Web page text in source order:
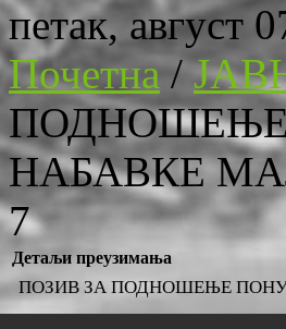
петак, август
Почетна/
ПОДНОШЕЊЕ
НАБАВКЕ
7
Детаљи преузимања
ПОЗИВ ЗА ПОДНОШЕЊЕ